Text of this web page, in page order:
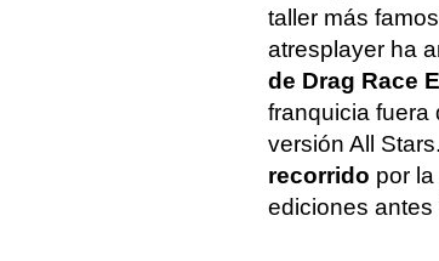
taller más
atresplayer ha
de Drag Race
franquicia fuera
versión All
recorrido por
ediciones antes